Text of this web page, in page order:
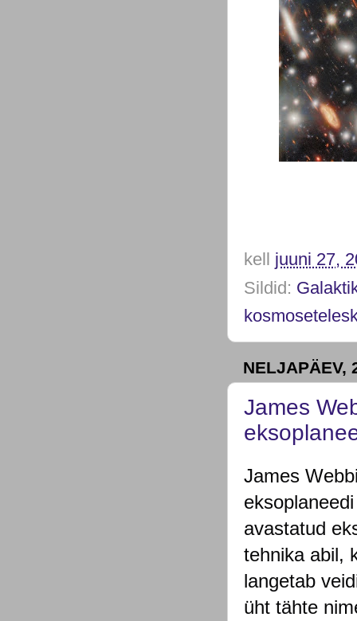
kell juuni 27,
Sildid:
NELJAPÄEV,
James
James
avastatud
tehnika abil,
langetab
üht tähte